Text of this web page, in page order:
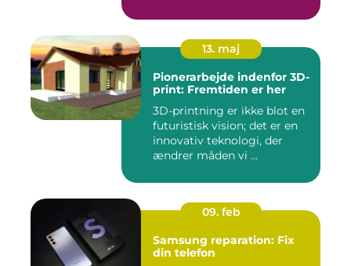
13. maj
Pionerarbejde indenfor 3D-
print: Fremtiden er her
3D-printning er ikke blot en
futuristisk vision; det er en
innovativ teknologi, der
ændrer måden vi ...
09. feb
Samsung reparation: Fix
din telefon